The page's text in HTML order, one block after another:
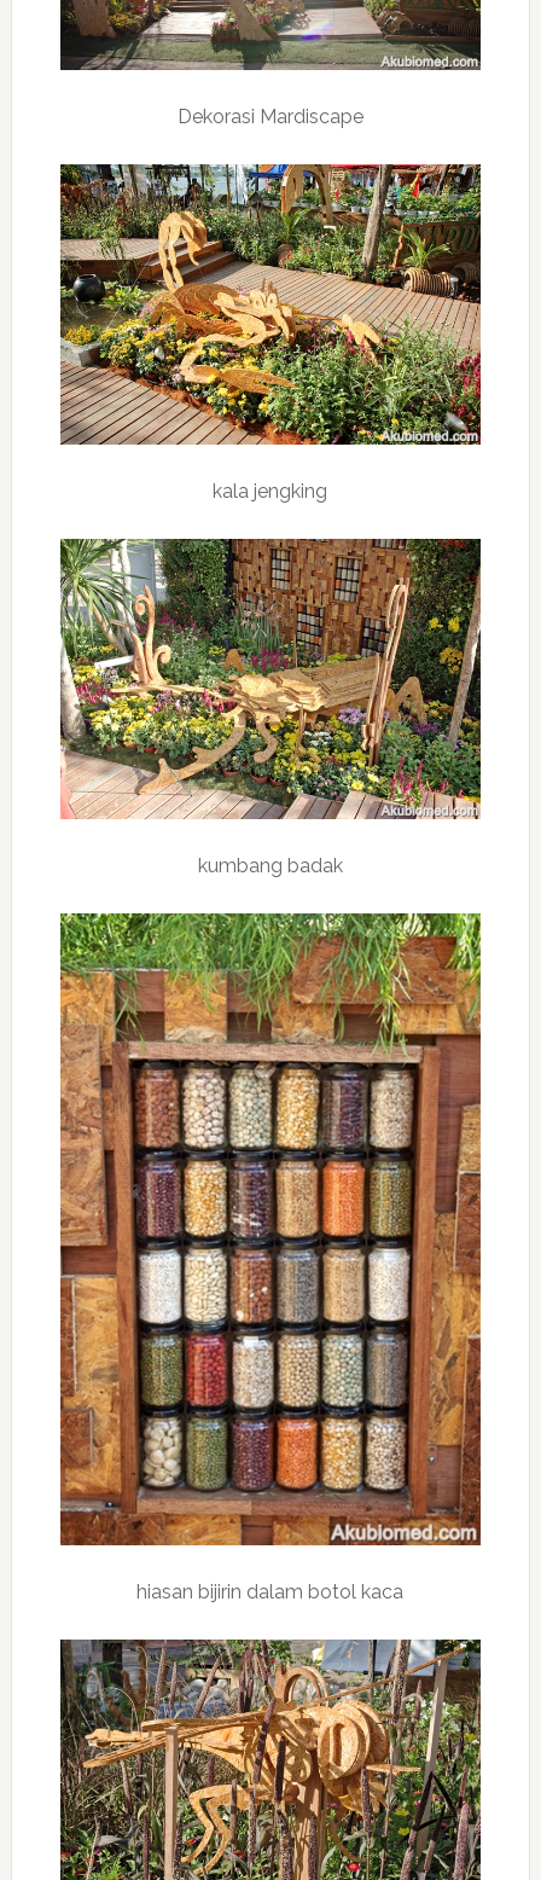
Dekorasi Mardiscape
kala jengking
kumbang badak
hiasan bijirin dalam botol kaca